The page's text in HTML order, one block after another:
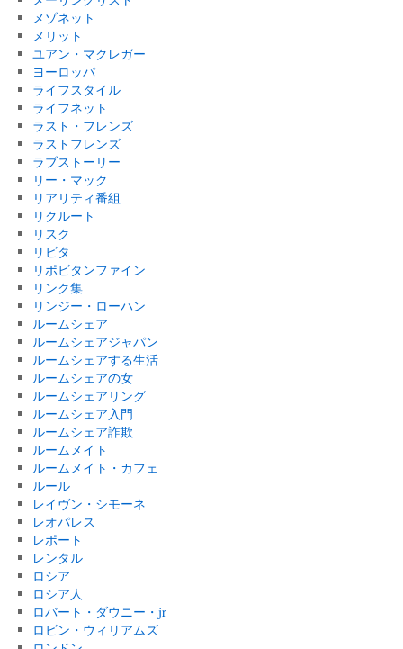
メゾネット
メリット
ユアン・マクレガー
ヨーロッパ
ライフスタイル
ライフネット
ラスト・フレンズ
ラストフレンズ
ラブストーリー
リー・マック
リアリティ番組
リクルート
リスク
リビタ
リポビタンファイン
リンク集
リンジー・ローハン
ルームシェア
ルームシェアジャパン
ルームシェアする生活
ルームシェアの女
ルームシェアリング
ルームシェア入門
ルームシェア詐欺
ルームメイト
ルームメイト・カフェ
ルール
レイヴン・シモーネ
レオパレス
レポート
レンタル
ロシア
ロシア人
ロバート・ダウニー・jr
ロビン・ウィリアムズ